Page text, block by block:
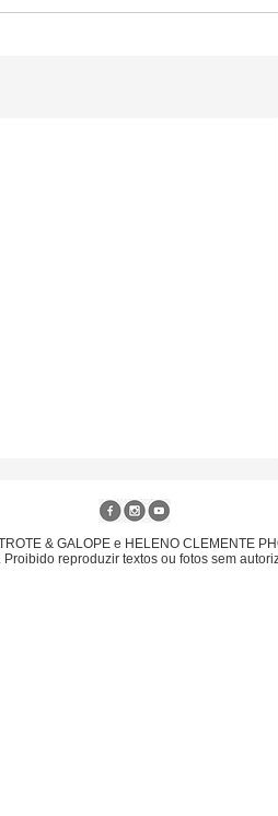
& GALOPE e HELENO CLEMENTE
reproduzir textos ou fotos sem